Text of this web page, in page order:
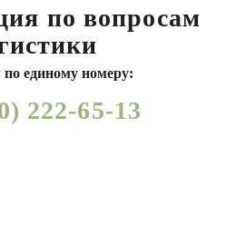
по вопросам
по единому номеру:
222-65-13